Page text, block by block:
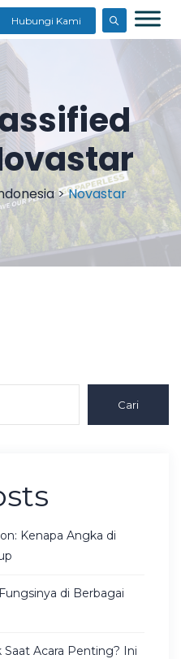
Hubungi Kami
>Novastar
Cari
Kenapa Angka di
di Berbagai
Acara Penting? Ini